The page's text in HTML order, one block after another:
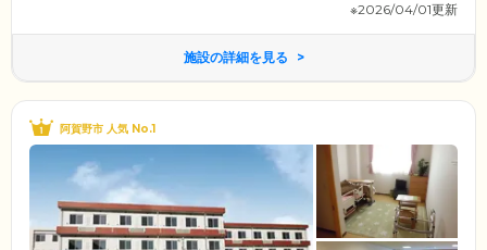
※2026/04/01更新
施設の詳細を見る
阿賀野市 人気 No.1